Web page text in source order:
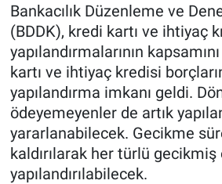
Bankacılık Düzenleme ve
(BDDK), kredi kartı ve ihtiyaç
yapılandırmalarının
kartı ve ihtiyaç kredisi
yapılandırma imkanı geldi.
ödeyemeyenler de artık
yararlanabilecek. Gecikme
kaldırılarak her türlü gecikmiş
yapılandırılabilecek.
Tüm Manşetler
Son Dakika Haberleri
Haber Arşivi